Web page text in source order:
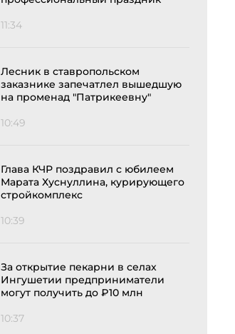
11:34
Лесник в ставропольском
заказнике запечатлел вышедшую
на променад "Патрикеевну"
10:49
Глава КЧР поздравил с юбилеем
Марата Хуснуллина, курирующего
стройкомплекс
10:39
За открытие пекарни в селах
Ингушетии предприниматели
могут получить до ₽10 млн
10:37